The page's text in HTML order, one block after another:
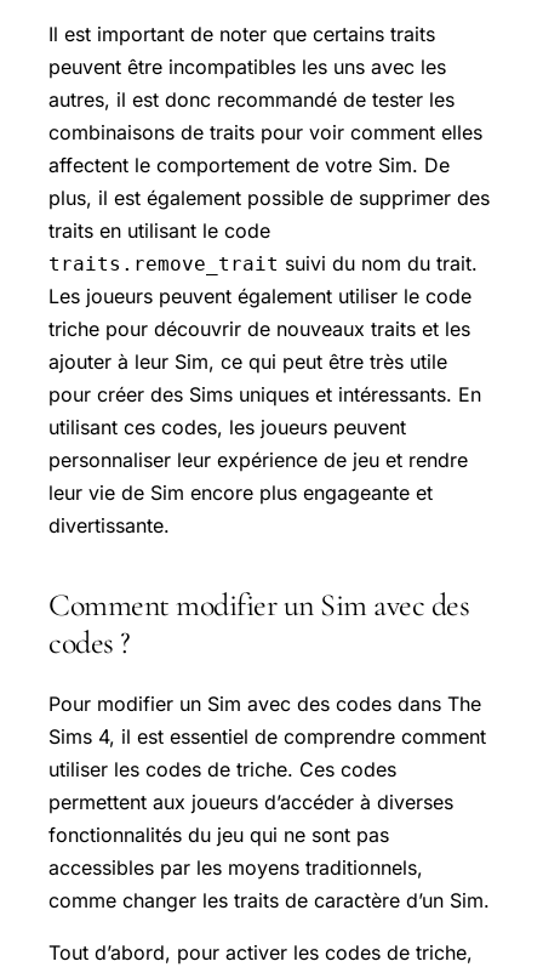
Il est important de noter que certains traits
peuvent être incompatibles les uns avec les
autres, il est donc recommandé de tester les
combinaisons de traits pour voir comment elles
affectent le comportement de votre Sim. De
plus, il est également possible de supprimer des
traits en utilisant le code
traits.remove_trait suivi du nom du trait.
Les joueurs peuvent également utiliser le code
triche pour découvrir de nouveaux traits et les
ajouter à leur Sim, ce qui peut être très utile
pour créer des Sims uniques et intéressants. En
utilisant ces codes, les joueurs peuvent
personnaliser leur expérience de jeu et rendre
leur vie de Sim encore plus engageante et
divertissante.
Comment modifier un Sim avec des
codes ?
Pour modifier un Sim avec des codes dans The
Sims 4, il est essentiel de comprendre comment
utiliser les codes de triche. Ces codes
permettent aux joueurs d’accéder à diverses
fonctionnalités du jeu qui ne sont pas
accessibles par les moyens traditionnels,
comme changer les traits de caractère d’un Sim.
Tout d’abord, pour activer les codes de triche,